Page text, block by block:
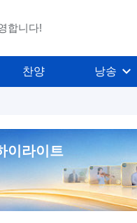
합니다!
찬양 낭송
이라이트